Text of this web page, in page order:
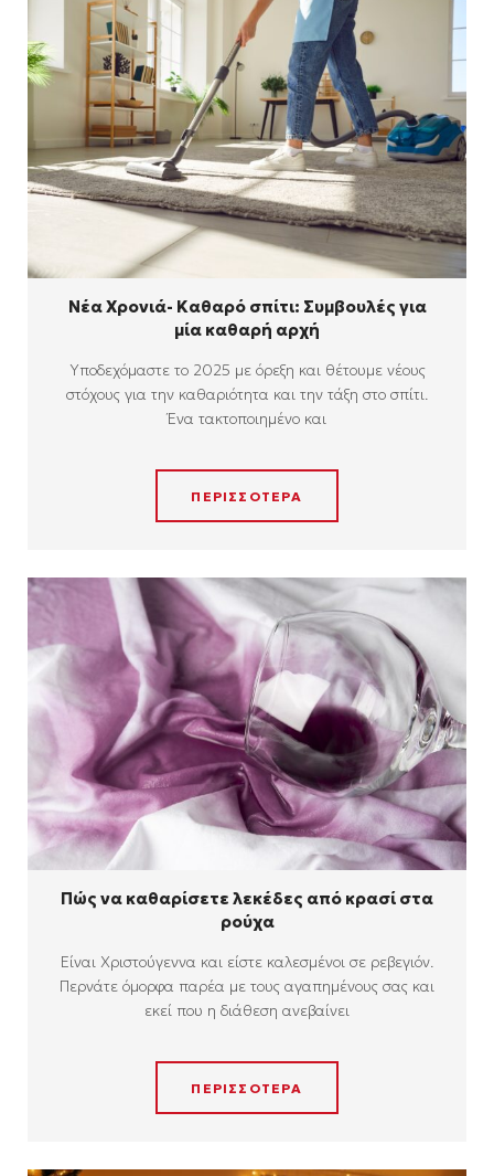
Νέα Χρονιά- Καθαρό σπίτι: Συμβουλές για
μία καθαρή αρχή
Υποδεχόμαστε το 2025 με όρεξη και θέτουμε νέους
στόχους για την καθαριότητα και την τάξη στο σπίτι.
Ένα τακτοποιημένο και
ΠΕΡΙΣΣΟΤΕΡΑ
Πώς να καθαρίσετε λεκέδες από κρασί στα
ρούχα
Είναι Χριστούγεννα και είστε καλεσμένοι σε ρεβεγιόν.
Περνάτε όμορφα παρέα με τους αγαπημένους σας και
εκεί που η διάθεση ανεβαίνει
ΠΕΡΙΣΣΟΤΕΡΑ